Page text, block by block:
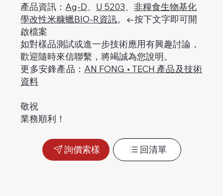
產品資訊： Ag-D、 U 5203、非糧食生物基化
學改性米糠蠟BIO-R資訊。←按下文字即可開
啟檔案
如對樣品測試或進一步技術應用有興趣討論，
歡迎隨時來信聯繫，將竭誠為您說明。
更多安鋒產品： AN FONG • TECH 產品及技術
資料
敬祝
業務順利！
詢價索樣 回清單